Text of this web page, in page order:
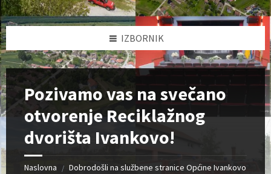
IZBORNIK
Pozivamo vas na svečano
otvorenje Reciklažnog
dvorišta Ivankovo!
Naslovna / Dobrodošli na službene stranice Općine Ivankovo